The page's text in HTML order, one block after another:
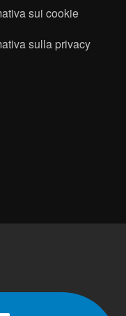
sui cookie
sulla privacy